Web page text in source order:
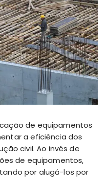
de equipamentos
a eficiência dos
civil. Ao invés de
de equipamentos,
por alugá-los por